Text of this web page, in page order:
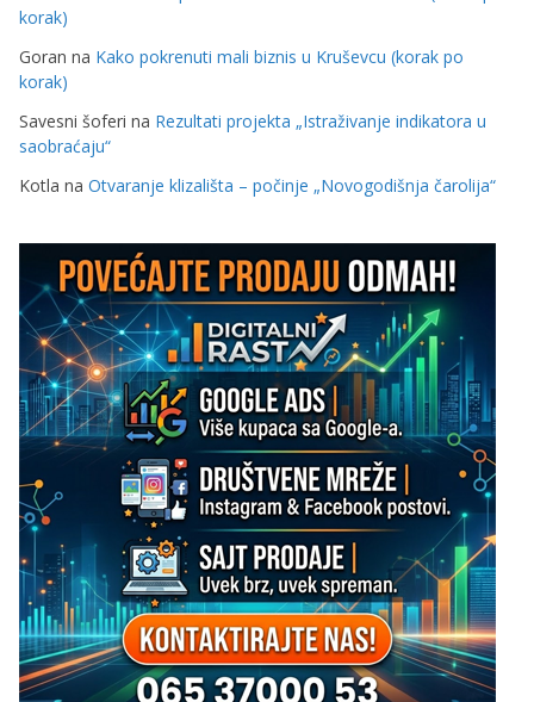
korak)
Goran na Kako pokrenuti mali biznis u Kruševcu (korak po
korak)
Savesni šoferi na Rezultati projekta „Istraživanje indikatora u
saobraćaju“
Kotla na Otvaranje klizališta – počinje „Novogodišnja čarolija“